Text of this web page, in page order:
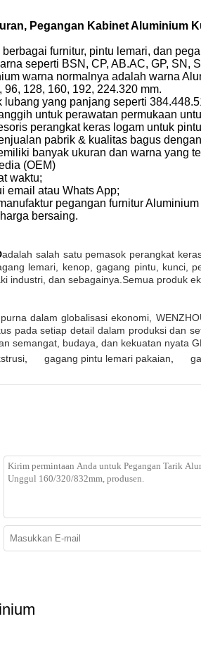
Pegangan Kabinet Aluminium
furnitur, pintu lemari, dan
seperti BSN, CP, AB.AC, GP, SN,
warna normalnya adalah warna
128, 160, 192, 224.320 mm.
yang panjang seperti
untuk perawatan permukaan
perangkat keras logam untuk
pabrik & kualitas bagus
banyak ukuran dan warna yang
(OEM)
waktu;
email atau Whats App;
pegangan furnitur
bersaing.
adalah salah satu pemasok perangkat
lemari, kenop, gagang pintu, kunci,
industri, dan sebagainya.Semua produk
dalam globalisasi ekonomi,
pada setiap detail dalam produksi dan
semangat, budaya, dan kekuatan nyata
gagang pintu lemari pakaian